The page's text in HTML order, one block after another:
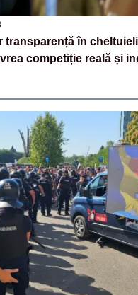
transparență în
competiție reală și